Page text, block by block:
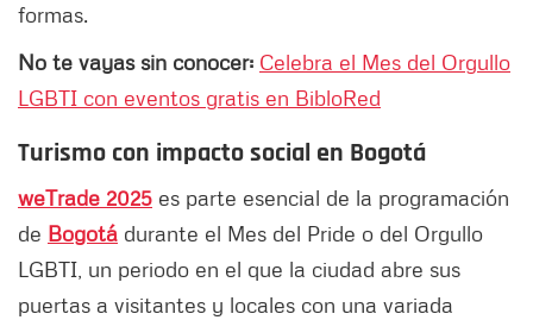
formas.
No te vayas sin conocer: Celebra el Mes del Orgullo
LGBTI con eventos gratis en BibloRed
Turismo con impacto social en Bogotá
weTrade 2025 es parte esencial de la programación
de Bogotá durante el Mes del Pride o del Orgullo
LGBTI, un periodo en el que la ciudad abre sus
puertas a visitantes y locales con una variada